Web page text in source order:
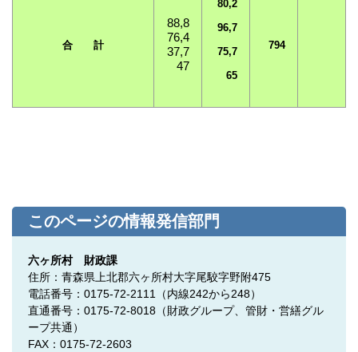
合 計
88,8
76,4
37,7
47
80,2
96,7
75,7
65
794
このページの情報発信部門
六ヶ所村 財政課
住所：青森県上北郡六ヶ所村大字尾駮字野附475
電話番号：0175-72-2111（内線242から248）
直通番号：0175-72-8018（財政グループ、管財・営繕グル
ープ共通）
FAX：0175-72-2603